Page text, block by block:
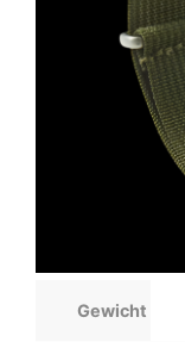
Gewicht